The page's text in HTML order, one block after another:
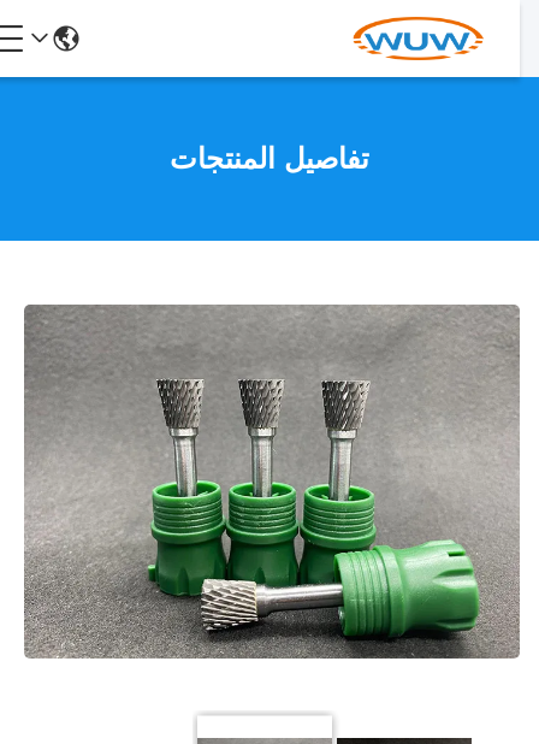
تفاصيل المنتجات